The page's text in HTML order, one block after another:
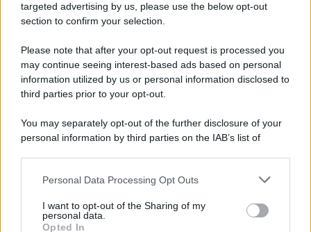
targeted advertising by us, please use the below opt-out
section to confirm your selection.
Please note that after your opt-out request is processed you
may continue seeing interest-based ads based on personal
information utilized by us or personal information disclosed to
third parties prior to your opt-out.
You may separately opt-out of the further disclosure of your
personal information by third parties on the IAB’s list of
This information may also be disclosed by us to third parties
disclose it to other third parties.
Personal Data Processing Opt Outs
I want to opt-out of the Sharing of my
personal data.
Opted In
© 2026 - Pianeta Design - P.IVA 04827280654 - Testata
Registrata Al Tribunale Di Nocera Inferiore N. 8/2020 - RG N.
ISCRIZIONE AL ROC N. 35792 – ISCRITTA ALL’ANSO
(ASSOCIAZIONE NAZIONALE STAMPA ONLINE)
PREFERENZE PRIVACY